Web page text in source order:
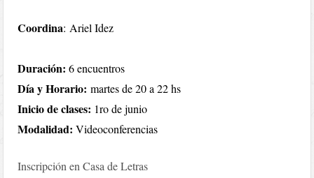
Coordina: Ariel Idez
Duración:6 encuentros
Día y Horario:martes de 20 a 22 hs
Inicio de clases: 1ro de junio
Modalidad:Videoconferencias
Inscripción en Casa de Letras